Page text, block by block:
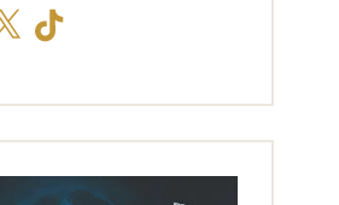
TikTok